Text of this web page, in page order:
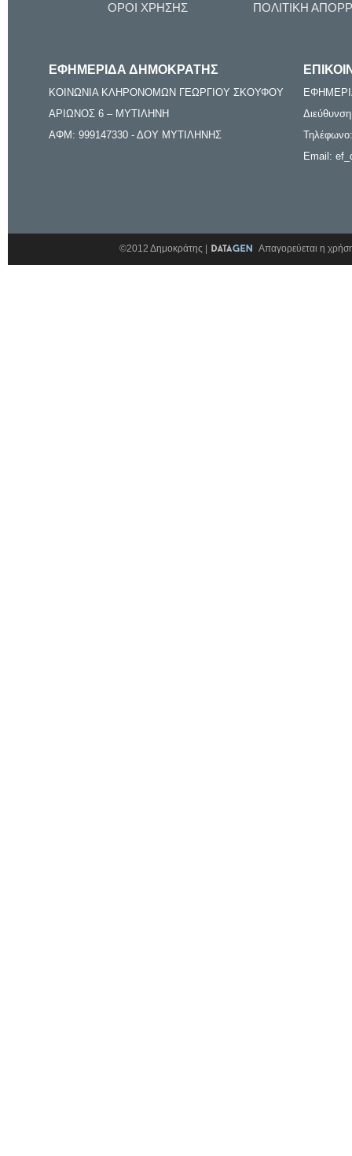
ΟΡΟΙ ΧΡΗΣΗΣ ΠΟΛΙΤΙΚΗ
ΕΦΗΜΕΡΙΔΑ ΔΗΜΟΚΡΑΤΗΣ
ΚΟΙΝΩΝΙΑ ΚΛΗΡΟΝΟΜΩΝ ΓΕΩΡΓΙΟΥ ΣΚΟΥΦΟΥ
ΑΡΙΩΝΟΣ 6 – ΜΥΤΙΛΗΝΗ
ΑΦΜ: 999147330 - ΔΟΥ ΜΥΤΙΛΗΝΗΣ
Email:
©2012 Δημοκράτης | Απαγορεύεται η